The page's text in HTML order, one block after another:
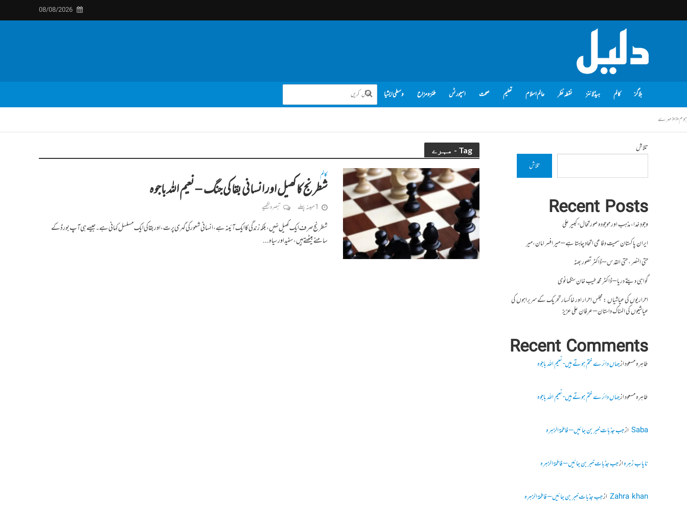
08/08/2026
بلاگز کالم ہیڈلائنز نقطہ نظر عالم اسلام تعلیم صحت اسپورٹس طنز و مزاح وسطی ایشیا
ہوم<<مہرے
Tag - مہرے
کالم
شطرنج کا کھیل اور انسانی بقا کی جنگ – نعیم اللہ باجوہ
1 مہینہ پہلے تبصرہ لکھیے
شطرنج صرف ایک کھیل نہیں، بلکہ زندگی کا ایک آئینہ ہے، انسانی شعور کی گہری پرت، اور بقا کی ایک مسلسل کہانی ہے۔ جیسے ہی آپ بورڈ کے
سامنے بیٹھتے ہیں، سفید اور سیاہ...
تلاش
تلاش
Recent Posts
وجودِ خدا، مذہب اور موجودہ صورتحال- کبیر علی
ایران پاکستان سمیت دفاعی اتحاد چاہتا ہے – میر افسر امان،میر
حتی النصر ، حتی القدس – ڈاکٹر تصور بھٹہ
گواہی دیتے دریا – ڈاکٹر محمد طیب خان سنگھانوی
احراریوں کی عیاشیاں : مجلس احرار اور خاکسار تحریک کے سربراہوں کی
عیاشیوں کی المناک داستان – عرفان علی عزیز
Recent Comments
طاہرہ مسعودازجہاں دائرے ختم ہوتے ہیں- نعیم اللہ باجوہ
طاہرہ مسعودازجہاں دائرے ختم ہوتے ہیں- نعیم اللہ باجوہ
Sabaازجب جذبات خبر بن جائیں – فاطمۃالزہرہ
نایاب زہرہازجب جذبات خبر بن جائیں – فاطمۃالزہرہ
Zahra khanازجب جذبات خبر بن جائیں – فاطمۃالزہرہ